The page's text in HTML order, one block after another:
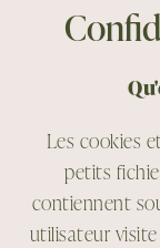
Les cookies
petits
contiennent
utilisateur